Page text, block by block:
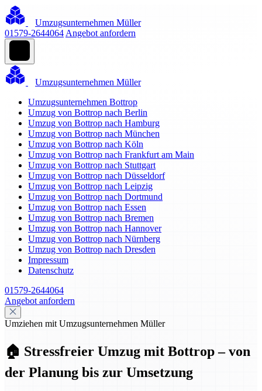
Umzugsunternehmen Müller
01579-2644064 Angebot anfordern
Umzugsunternehmen Müller
Umzugsunternehmen Bottrop
Umzug von Bottrop nach Berlin
Umzug von Bottrop nach Hamburg
Umzug von Bottrop nach München
Umzug von Bottrop nach Köln
Umzug von Bottrop nach Frankfurt am Main
Umzug von Bottrop nach Stuttgart
Umzug von Bottrop nach Düsseldorf
Umzug von Bottrop nach Leipzig
Umzug von Bottrop nach Dortmund
Umzug von Bottrop nach Essen
Umzug von Bottrop nach Bremen
Umzug von Bottrop nach Hannover
Umzug von Bottrop nach Nürnberg
Umzug von Bottrop nach Dresden
Impressum
Datenschutz
01579-2644064
Angebot anfordern
Umziehen mit Umzugsunternehmen Müller
🏠 Stressfreier Umzug mit Bottrop – von
der Planung bis zur Umsetzung